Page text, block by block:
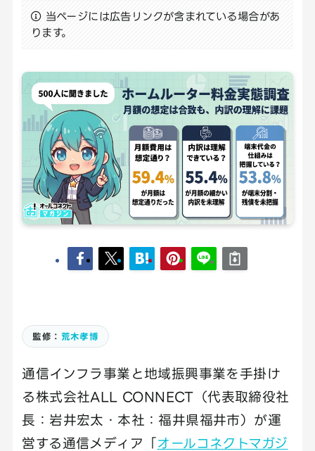
当ページには広告リンクが含まれている場合があ
ります。
監修： 荒木孝博
通信インフラ事業と地域振興事業を手掛け
る株式会社ALL CONNECT（代表取締役社
長：岩井宏太・本社：福井県福井市）が運
営する通信メディア「オールコネクトマガジ